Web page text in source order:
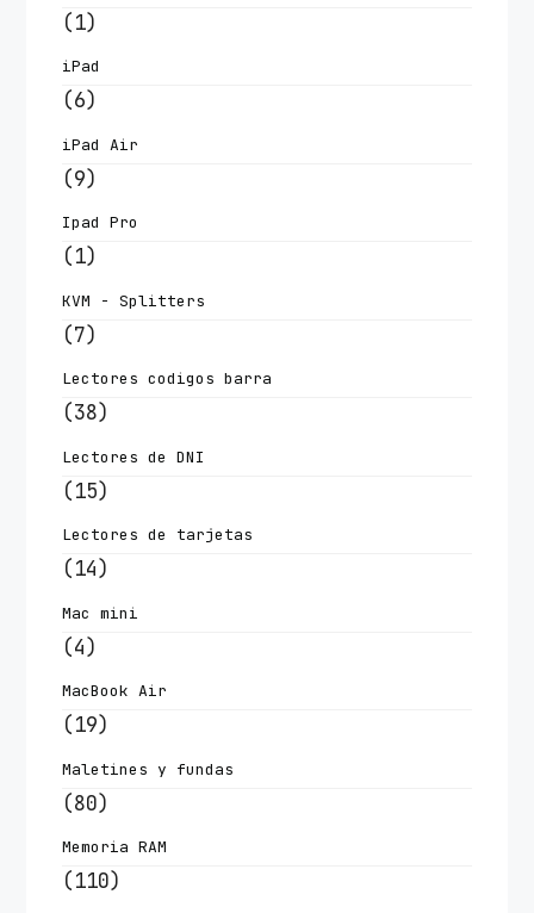
(1)
iPad
(6)
iPad Air
(9)
Ipad Pro
(1)
KVM - Splitters
(7)
Lectores codigos barra
(38)
Lectores de DNI
(15)
Lectores de tarjetas
(14)
Mac mini
(4)
MacBook Air
(19)
Maletines y fundas
(80)
Memoria RAM
(110)